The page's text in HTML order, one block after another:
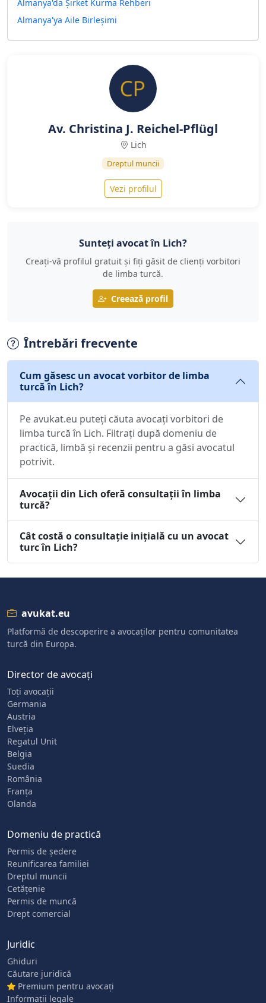
Almanya'da Şirket Kurma Rehberi
Almanya'ya Aile Birleşimi
Av. Christina J. Reichel-Pflügl
Lich
Dreptul muncii
Vezi profilul
Sunteți avocat în Lich?
Creați-vă profilul gratuit și fiți găsit de clienți vorbitori
de limba turcă.
Creează profil
Întrebări frecvente
Cum găsesc un avocat vorbitor de limba
turcă în Lich?
Pe avukat.eu puteți căuta avocați vorbitori de
limba turcă în Lich. Filtrați după domeniu de
practică, limbă și recenzii pentru a găsi avocatul
potrivit.
Avocații din Lich oferă consultații în limba
turcă?
Cât costă o consultație inițială cu un avocat
turc în Lich?
avukat.eu
Platformă de descoperire a avocaților pentru comunitatea
turcă din Europa.
Director de avocați
Toți avocații
Germania
Austria
Elveția
Regatul Unit
Belgia
Suedia
România
Franța
Olanda
Domeniu de practică
Permis de ședere
Reunificarea familiei
Dreptul muncii
Cetățenie
Permis de muncă
Drept comercial
Juridic
Ghiduri
Căutare juridică
Premium pentru avocați
Informații legale